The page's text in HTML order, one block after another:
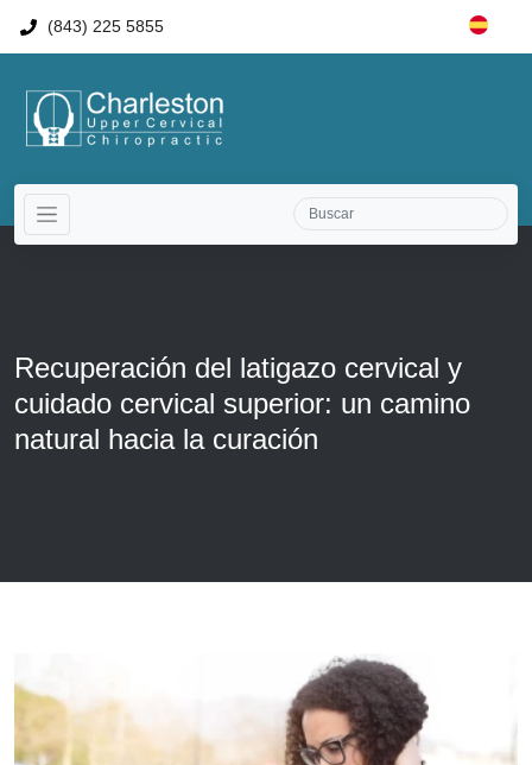
(843) 225 5855
Recuperación del latigazo cervical y
cuidado cervical superior: un camino
natural hacia la curación